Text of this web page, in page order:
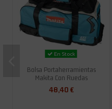
En Stock
Bolsa Portaherramientas
Makita Con Ruedas
48,40 €